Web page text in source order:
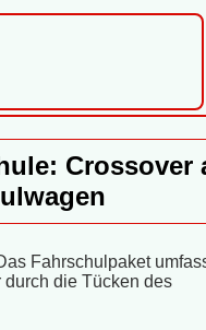
Crossover
Fahrschulpaket
die Tücken des